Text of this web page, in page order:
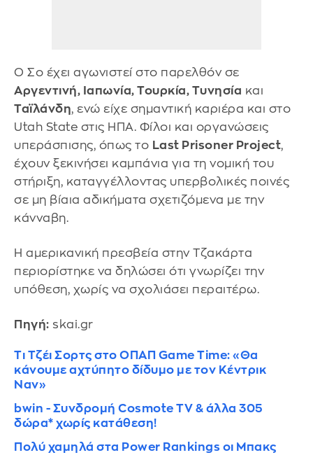
Ο Σο έχει αγωνιστεί στο παρελθόν σε
Αργεντινή, Ιαπωνία, Τουρκία, Τυνησία και
Ταϊλάνδη, ενώ είχε σημαντική καριέρα και στο
Utah State στις ΗΠΑ. Φίλοι και οργανώσεις
υπεράσπισης, όπως το Last Prisoner Project,
έχουν ξεκινήσει καμπάνια για τη νομική του
στήριξη, καταγγέλλοντας υπερβολικές ποινές
σε μη βίαια αδικήματα σχετιζόμενα με την
κάνναβη.
Η αμερικανική πρεσβεία στην Τζακάρτα
περιορίστηκε να δηλώσει ότι γνωρίζει την
υπόθεση, χωρίς να σχολιάσει περαιτέρω.
Πηγή: skai.gr
Τι Τζέι Σορτς στο ΟΠΑΠ Game Time: «Θα
κάνουμε αχτύπητο δίδυμο με τον Κέντρικ
Ναν»
bwin - Συνδρομή Cosmote TV & άλλα 305
δώρα* χωρίς κατάθεση!
Πολύ χαμηλά στα Power Rankings οι Μπακς